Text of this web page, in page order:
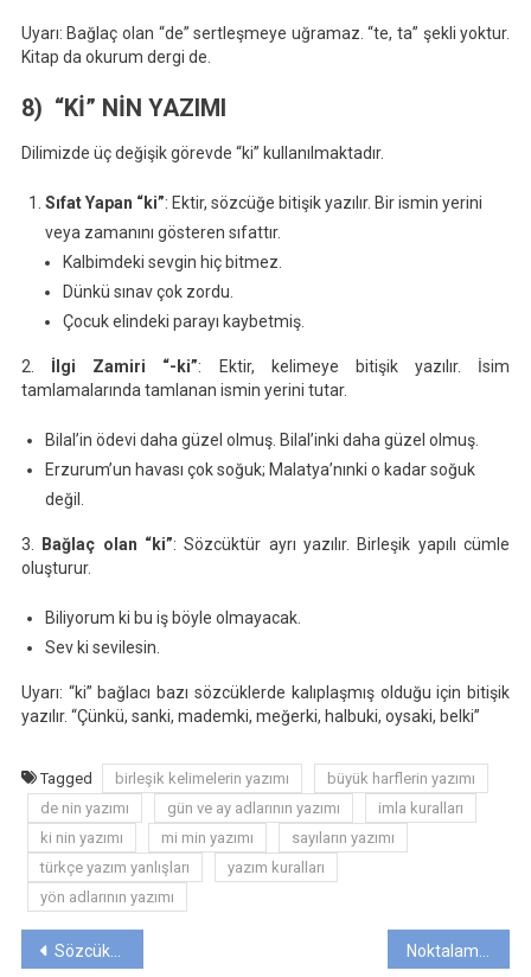
Uyarı: Bağlaç olan “de” sertleşmeye uğramaz. “te, ta” şekli yoktur.
Kitap da okurum dergi de.
8) “Kİ” NİN YAZIMI
Dilimizde üç değişik görevde “ki” kullanılmaktadır.
Sıfat Yapan “ki”: Ektir, sözcüğe bitişik yazılır. Bir ismin yerini
veya zamanını gösteren sıfattır.
Kalbimdeki sevgin hiç bitmez.
Dünkü sınav çok zordu.
Çocuk elindeki parayı kaybetmiş.
2. İlgi Zamiri “-ki”: Ektir, kelimeye bitişik yazılır. İsim
tamlamalarında tamlanan ismin yerini tutar.
Bilal’in ödevi daha güzel olmuş. Bilal’inki daha güzel olmuş.
Erzurum’un havası çok soğuk; Malatya’nınki o kadar soğuk
değil.
3. Bağlaç olan “ki”: Sözcüktür ayrı yazılır. Birleşik yapılı cümle
oluşturur.
Biliyorum ki bu iş böyle olmayacak.
Sev ki sevilesin.
Uyarı: “ki” bağlacı bazı sözcüklerde kalıplaşmış olduğu için bitişik
yazılır. “Çünkü, sanki, mademki, meğerki, halbuki, oysaki, belki”
Tagged birleşik kelimelerin yazımı
büyük harflerin yazımı
de nin yazımı
gün ve ay adlarının yazımı
imla kuralları
ki nin yazımı
mi min yazımı
sayıların yazımı
türkçe yazım yanlışları
yazım kuralları
yön adlarının yazımı
Yazı
Sözcükte Yapı